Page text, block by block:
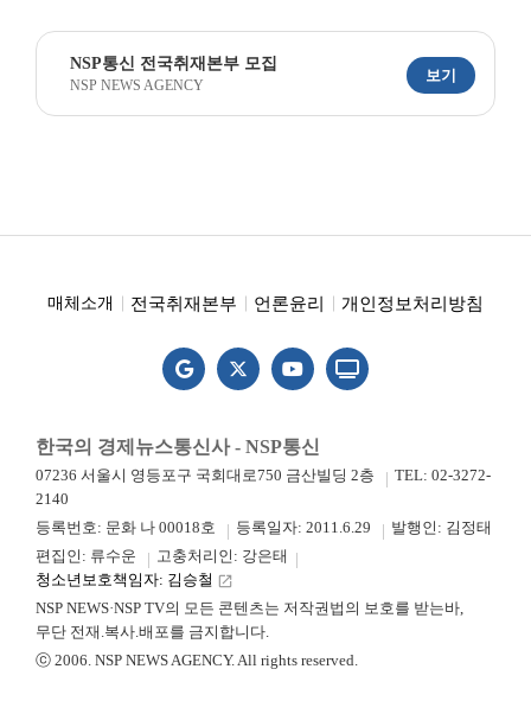
NSP통신 전국취재본부 모집
NSP NEWS AGENCY
보기
매체소개 전국취재본부 언론윤리 개인정보처리방침
한국의 경제뉴스통신사 - NSP통신
07236 서울시 영등포구 국회대로750 금산빌딩 2층
TEL: 02-3272-
2140
등록번호: 문화 나 00018호
등록일자: 2011.6.29
발행인: 김정태
편집인: 류수운
고충처리인: 강은태
청소년보호책임자: 김승철 launch
NSP NEWS·NSP TV의 모든 콘텐츠는 저작권법의 보호를 받는바,
무단 전재.복사.배포를 금지합니다.
ⓒ 2006. NSP NEWS AGENCY. All rights reserved.